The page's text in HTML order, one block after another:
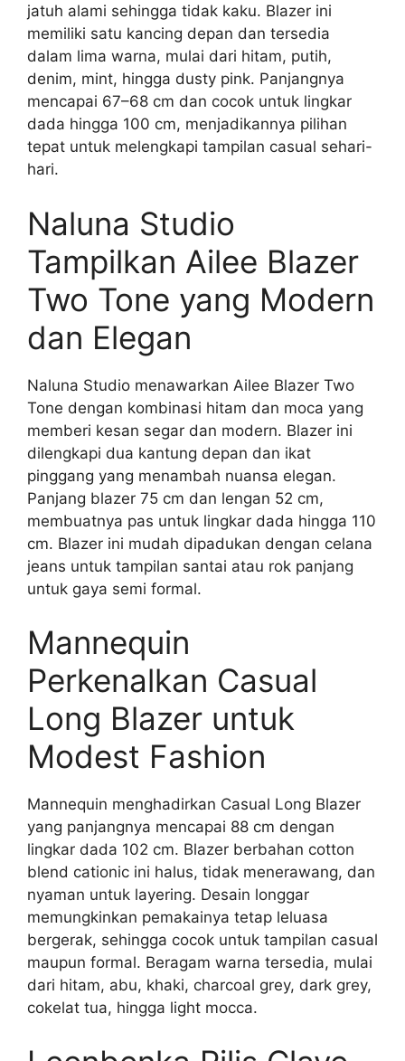
jatuh alami sehingga tidak kaku. Blazer ini
memiliki satu kancing depan dan tersedia
dalam lima warna, mulai dari hitam, putih,
denim, mint, hingga dusty pink. Panjangnya
mencapai 67–68 cm dan cocok untuk lingkar
dada hingga 100 cm, menjadikannya pilihan
tepat untuk melengkapi tampilan casual sehari-
hari.
Naluna Studio
Tampilkan Ailee Blazer
Two Tone yang Modern
dan Elegan
Naluna Studio menawarkan Ailee Blazer Two
Tone dengan kombinasi hitam dan moca yang
memberi kesan segar dan modern. Blazer ini
dilengkapi dua kantung depan dan ikat
pinggang yang menambah nuansa elegan.
Panjang blazer 75 cm dan lengan 52 cm,
membuatnya pas untuk lingkar dada hingga 110
cm. Blazer ini mudah dipadukan dengan celana
jeans untuk tampilan santai atau rok panjang
untuk gaya semi formal.
Mannequin
Perkenalkan Casual
Long Blazer untuk
Modest Fashion
Mannequin menghadirkan Casual Long Blazer
yang panjangnya mencapai 88 cm dengan
lingkar dada 102 cm. Blazer berbahan cotton
blend cationic ini halus, tidak menerawang, dan
nyaman untuk layering. Desain longgar
memungkinkan pemakainya tetap leluasa
bergerak, sehingga cocok untuk tampilan casual
maupun formal. Beragam warna tersedia, mulai
dari hitam, abu, khaki, charcoal grey, dark grey,
cokelat tua, hingga light mocca.